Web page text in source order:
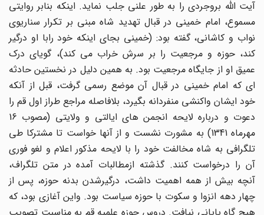
آیت الله بروجردی را به طور علنی جلب نماید. اینکه بنابر روایتی
مسموع، امام خمینی در قبال تهدید شاه مبنی بر تکرار سناریوی
نواب و کاشانی، گفته بود: (خمینی بجای اینکه خود رابا او درگیر
کند، حوزه و مرجعیت را بر سرش خراب می کند)، گویای درک
عمیق او از جایگاه مرجعیت بود. به همین دلیل در نخستین حادثه
ای که امام خمینی در قبال آن موضع رسمی گرفت، قبل از آنکه
خود ایشان واکنشی منفردانه بگیرد، بلافاصله مراجع طراز اول قم را
دعوت و درباره لایحه انجمن های ایالتی و ولایتی (مصوب 16
مهرماه 1341) به مشورت نشست و از آنها خواست تا مشترکا طی
تلگرافی به شاه مخالفت خود را با لایحه مذکور اعلام و لغو فوری
آن را درخواست کنند. گذشته ازمطالبات آمده در متن تلگراف،
آنچه بیش از همه اهمیت داشت، درگیرشدن بدنه حوزه، پس از
چهار دهه انزوا و سکوت با حوزه سیاست بود. واین آغازی بود، که